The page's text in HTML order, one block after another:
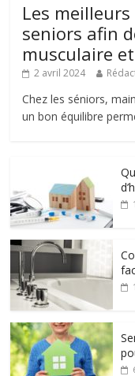
Les
seniors afin
musculaire
2 avril 2024
Chez les séniors,
un bon équilibre